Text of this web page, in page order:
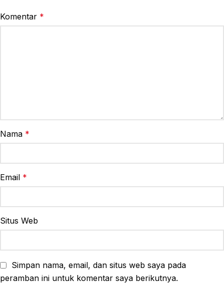
Komentar *
Nama *
Email *
Situs Web
Simpan nama, email, dan situs web saya pada
peramban ini untuk komentar saya berikutnya.